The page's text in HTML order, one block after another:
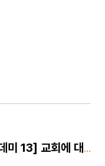
[밀알 아카데미 13] 교회에 대한 오해와 이해 : 이신건 교수의 조직신학 강의